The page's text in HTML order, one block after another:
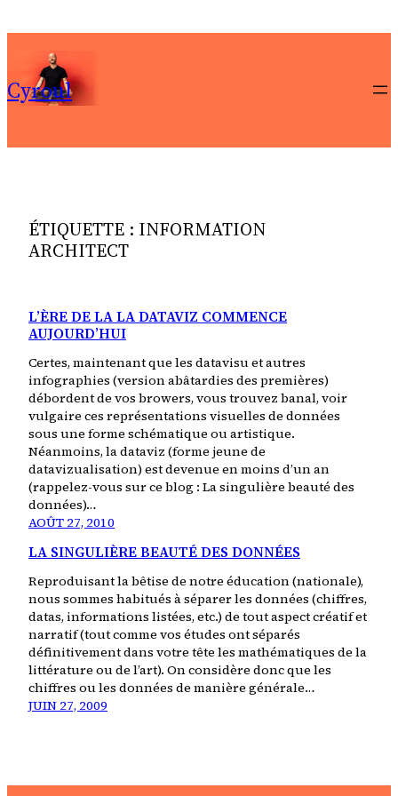
au
contenu
Cyroul
ÉTIQUETTE : INFORMATION
ARCHITECT
L’ÈRE DE LA LA DATAVIZ COMMENCE
AUJOURD’HUI
Certes, maintenant que les datavisu et autres
infographies (version abâtardies des premières)
débordent de vos browers, vous trouvez banal, voir
vulgaire ces représentations visuelles de données
sous une forme schématique ou artistique.
Néanmoins, la dataviz (forme jeune de
datavizualisation) est devenue en moins d’un an
(rappelez-vous sur ce blog : La singulière beauté des
données)…
AOÛT 27, 2010
LA SINGULIÈRE BEAUTÉ DES DONNÉES
Reproduisant la bêtise de notre éducation (nationale),
nous sommes habitués à séparer les données (chiffres,
datas, informations listées, etc.) de tout aspect créatif et
narratif (tout comme vos études ont séparés
définitivement dans votre tête les mathématiques de la
littérature ou de l’art). On considère donc que les
chiffres ou les données de manière générale…
JUIN 27, 2009